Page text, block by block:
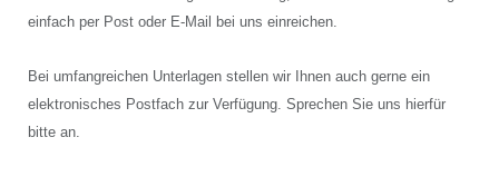
einfach per Post oder E-Mail bei uns einreichen.
Bei umfangreichen Unterlagen stellen wir Ihnen auch gerne ein
elektronisches Postfach zur Verfügung. Sprechen Sie uns hierfür
bitte an.